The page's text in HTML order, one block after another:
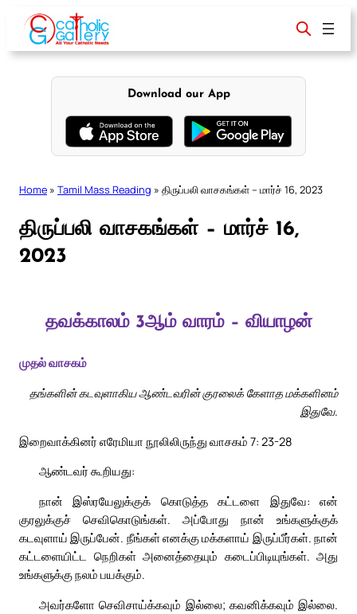
content
Download our App
Home » Tamil Mass Reading » திருப்பலி வாசகங்கள் – மார்ச் 16, 2023
திருப்பலி வாசகங்கள் – மார்ச் 16,
2023
தவக்காலம் 3ஆம் வாரம் – வியாழன்
முதல் வாசகம்
தங்களின் கடவுளாகிய ஆண்டவரின் குரலைக் கேளாத மக்களினம்
இதுவே.
இறைவாக்கினர் எரேமியா நூலிலிருந்து வாசகம் 7: 23-28
ஆண்டவர் கூறியது:
நான் இஸ்ரயேலுக்குக் கொடுத்த கட்டளை இதுவே: என்
குரலுக்குச் செவிகொடுங்கள். அப்போது நான் உங்களுக்குக்
கடவுளாய் இருப்பேன். நீங்கள் எனக்கு மக்களாய் இருப்பீர்கள். நான்
கட்டளையிட்ட நெறிகள் அனைத்தையும் கடைப்பிடியுங்கள். அது
உங்களுக்கு நலம் பயக்கும்.
அவர்களோ செவிசாய்க்கவும் இல்லை; கவனிக்கவும் இல்லை.